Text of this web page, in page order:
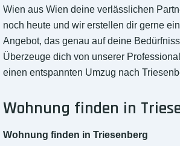
Wien aus Wien deine verlässlichen
noch heute und wir erstellen dir gerne
Angebot, das genau auf deine
Überzeuge dich von unserer
einen entspannten Umzug nach
Wohnung finden in
Wohnung finden in Triesenberg